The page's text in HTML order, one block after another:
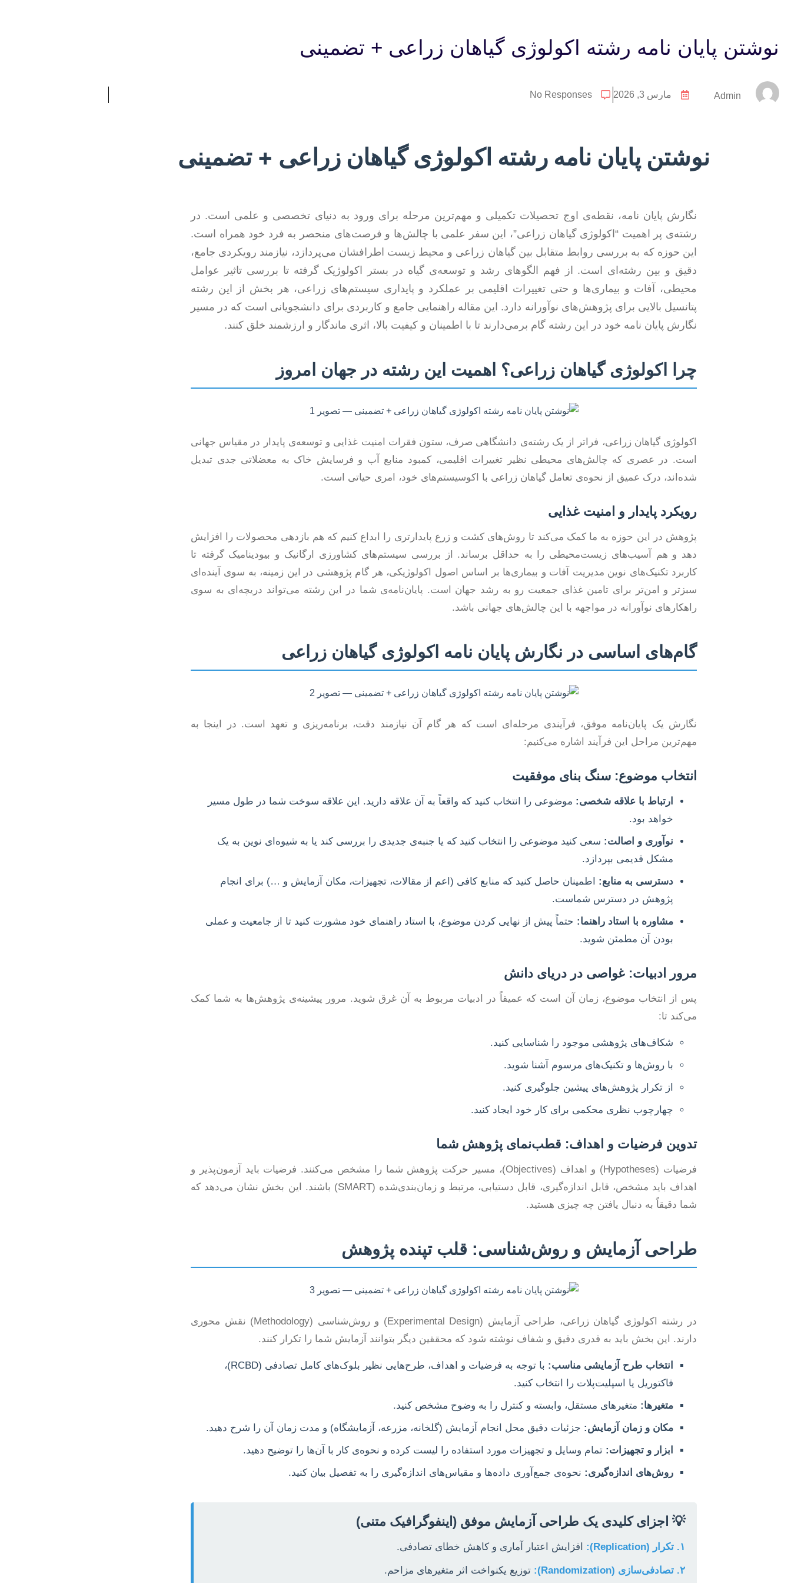
نوشتن پایان نامه رشته اکولوژی گیاهان زراعی + تضمینی
Admin مارس 3, 2026 No Responses
نوشتن پایان نامه رشته اکولوژی گیاهان زراعی + تضمینی
نگارش پایان نامه، نقطه‌ی اوج تحصیلات تکمیلی و مهم‌ترین مرحله برای ورود به دنیای تخصصی و علمی است. در
رشته‌ی پر اهمیت “اکولوژی گیاهان زراعی”، این سفر علمی با چالش‌ها و فرصت‌های منحصر به فرد خود همراه است.
این حوزه که به بررسی روابط متقابل بین گیاهان زراعی و محیط زیست اطرافشان می‌پردازد، نیازمند رویکردی جامع،
دقیق و بین رشته‌ای است. از فهم الگوهای رشد و توسعه‌ی گیاه در بستر اکولوژیک گرفته تا بررسی تاثیر عوامل
محیطی، آفات و بیماری‌ها و حتی تغییرات اقلیمی بر عملکرد و پایداری سیستم‌های زراعی، هر بخش از این رشته
پتانسیل بالایی برای پژوهش‌های نوآورانه دارد. این مقاله راهنمایی جامع و کاربردی برای دانشجویانی است که در مسیر
نگارش پایان نامه خود در این رشته گام برمی‌دارند تا با اطمینان و کیفیت بالا، اثری ماندگار و ارزشمند خلق کنند.
چرا اکولوژی گیاهان زراعی؟ اهمیت این رشته در جهان امروز
اکولوژی گیاهان زراعی، فراتر از یک رشته‌ی دانشگاهی صرف، ستون فقرات امنیت غذایی و توسعه‌ی پایدار در مقیاس جهانی
است. در عصری که چالش‌های محیطی نظیر تغییرات اقلیمی، کمبود منابع آب و فرسایش خاک به معضلاتی جدی تبدیل
شده‌اند، درک عمیق از نحوه‌ی تعامل گیاهان زراعی با اکوسیستم‌های خود، امری حیاتی است.
رویکرد پایدار و امنیت غذایی
پژوهش در این حوزه به ما کمک می‌کند تا روش‌های کشت و زرع پایدارتری را ابداع کنیم که هم بازدهی محصولات را افزایش
دهد و هم آسیب‌های زیست‌محیطی را به حداقل برساند. از بررسی سیستم‌های کشاورزی ارگانیک و بیودینامیک گرفته تا
کاربرد تکنیک‌های نوین مدیریت آفات و بیماری‌ها بر اساس اصول اکولوژیکی، هر گام پژوهشی در این زمینه، به سوی آینده‌ای
سبزتر و امن‌تر برای تامین غذای جمعیت رو به رشد جهان است. پایان‌نامه‌ی شما در این رشته می‌تواند دریچه‌ای به سوی
راهکارهای نوآورانه در مواجهه با این چالش‌های جهانی باشد.
گام‌های اساسی در نگارش پایان نامه اکولوژی گیاهان زراعی
نگارش یک پایان‌نامه موفق، فرآیندی مرحله‌ای است که هر گام آن نیازمند دقت، برنامه‌ریزی و تعهد است. در اینجا به
مهم‌ترین مراحل این فرآیند اشاره می‌کنیم:
انتخاب موضوع: سنگ بنای موفقیت
ارتباط با علاقه شخصی: موضوعی را انتخاب کنید که واقعاً به آن علاقه دارید. این علاقه سوخت شما در طول مسیر
خواهد بود.
نوآوری و اصالت: سعی کنید موضوعی را انتخاب کنید که یا جنبه‌ی جدیدی را بررسی کند یا به شیوه‌ای نوین به یک
مشکل قدیمی بپردازد.
دسترسی به منابع: اطمینان حاصل کنید که منابع کافی (اعم از مقالات، تجهیزات، مکان آزمایش و …) برای انجام
پژوهش در دسترس شماست.
مشاوره با استاد راهنما: حتماً پیش از نهایی کردن موضوع، با استاد راهنمای خود مشورت کنید تا از جامعیت و عملی
بودن آن مطمئن شوید.
مرور ادبیات: غواصی در دریای دانش
پس از انتخاب موضوع، زمان آن است که عمیقاً در ادبیات مربوط به آن غرق شوید. مرور پیشینه‌ی پژوهش‌ها به شما کمک
می‌کند تا:
شکاف‌های پژوهشی موجود را شناسایی کنید.
با روش‌ها و تکنیک‌های مرسوم آشنا شوید.
از تکرار پژوهش‌های پیشین جلوگیری کنید.
چهارچوب نظری محکمی برای کار خود ایجاد کنید.
تدوین فرضیات و اهداف: قطب‌نمای پژوهش شما
فرضیات (Hypotheses) و اهداف (Objectives)، مسیر حرکت پژوهش شما را مشخص می‌کنند. فرضیات باید آزمون‌پذیر و
اهداف باید مشخص، قابل اندازه‌گیری، قابل دستیابی، مرتبط و زمان‌بندی‌شده (SMART) باشند. این بخش نشان می‌دهد که
شما دقیقاً به دنبال یافتن چه چیزی هستید.
طراحی آزمایش و روش‌شناسی: قلب تپنده پژوهش
در رشته اکولوژی گیاهان زراعی، طراحی آزمایش (Experimental Design) و روش‌شناسی (Methodology) نقش محوری
دارند. این بخش باید به قدری دقیق و شفاف نوشته شود که محققین دیگر بتوانند آزمایش شما را تکرار کنند.
انتخاب طرح آزمایشی مناسب:
با توجه به فرضیات و اهداف، طرح‌هایی نظیر بلوک‌های کامل تصادفی (RCBD)،
فاکتوریل یا اسپلیت‌پلات را انتخاب کنید.
متغیرها: متغیرهای مستقل، وابسته و کنترل را به وضوح مشخص کنید.
مکان و زمان آزمایش: جزئیات دقیق محل انجام آزمایش (گلخانه، مزرعه، آزمایشگاه) و مدت زمان آن را شرح دهید.
ابزار و تجهیزات: تمام وسایل و تجهیزات مورد استفاده را لیست کرده و نحوه‌ی کار با آن‌ها را توضیح دهید.
روش‌های اندازه‌گیری: نحوه‌ی جمع‌آوری داده‌ها و مقیاس‌های اندازه‌گیری را به تفصیل بیان کنید.
💡 اجزای کلیدی یک طراحی آزمایش موفق (اینفوگرافیک متنی)
۱. تکرار (Replication): افزایش اعتبار آماری و کاهش خطای تصادفی.
۲. تصادفی‌سازی (Randomization): توزیع یکنواخت اثر متغیرهای مزاحم.